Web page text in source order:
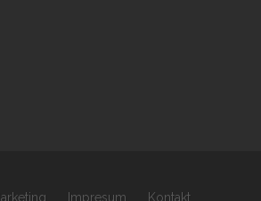
Impresum Kontakt